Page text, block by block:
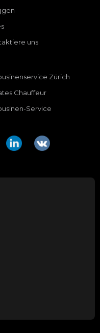
uns
Zürich
Chauffeur
Service